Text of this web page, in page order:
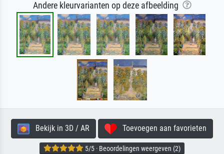
Andere kleurvarianten op deze afbeelding
Bekijk in 3D / AR Toevoegen aan favorieten
5/5 · Beoordelingen weergeven (2)